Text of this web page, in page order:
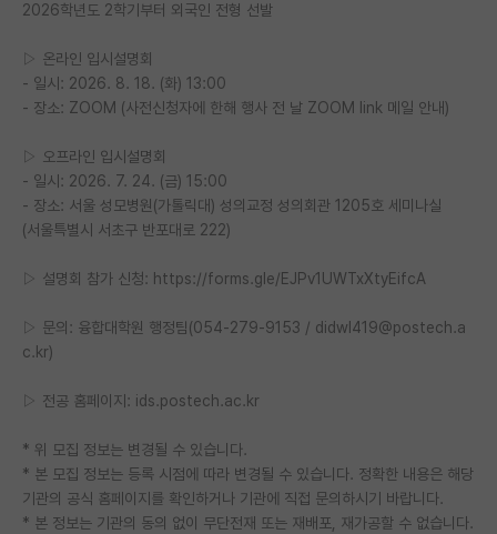
2026학년도 2학기부터 외국인 전형 선발
▷ 온라인 입시설명회
- 일시: 2026. 8. 18. (화) 13:00
- 장소: ZOOM (사전신청자에 한해 행사 전 날 ZOOM link 메일 안내)
▷ 오프라인 입시설명회
- 일시: 2026. 7. 24. (금) 15:00
- 장소: 서울 성모병원(가톨릭대) 성의교정 성의회관 1205호 세미나실
(서울특별시 서초구 반포대로 222)
▷ 설명회 참가 신청: https://forms.gle/EJPv1UWTxXtyEifcA
▷ 문의: 융합대학원 행정팀(054-279-9153 / didwl419@postech.a
c.kr)
▷ 전공 홈페이지: ids.postech.ac.kr
* 위 모집 정보는 변경될 수 있습니다.
* 본 모집 정보는 등록 시점에 따라 변경될 수 있습니다. 정확한 내용은 해당
기관의 공식 홈페이지를 확인하거나 기관에 직접 문의하시기 바랍니다.
* 본 정보는 기관의 동의 없이 무단전재 또는 재배포, 재가공할 수 없습니다.